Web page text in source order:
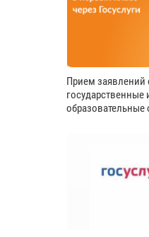
Прием заявлений
образовательные